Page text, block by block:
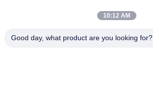
10:12 AM
Good day, what product are you looking for?